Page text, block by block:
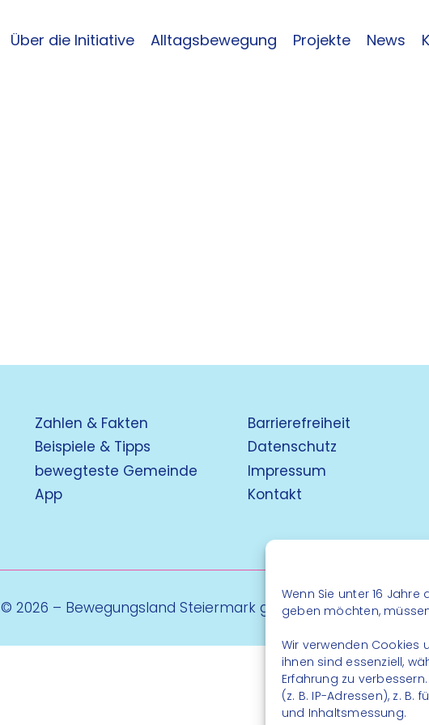
Wenn Sie unter 16
geben möchten,
Wir verwenden Cookies
ihnen sind essenziell,
Erfahrung zu
(z. B. IP-Adressen), z.
und Inhaltsmessung.
Über die Initiative Alltagsbewegung Projekte News
Zahlen & Fakten
Beispiele & Tipps
bewegteste Gemeinde
App
Barrierefreiheit
Datenschutz
Impressum
Kontakt
© 2026 – Bewegungsland Steiermark gGmbH - Alle Rechte